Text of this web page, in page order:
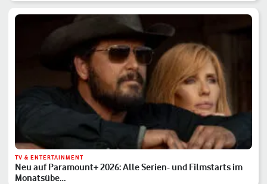
TV & ENTERTAINMENT
Neu auf Paramount+ 2026: Alle Serien- und Filmstarts im
Monatsübe…